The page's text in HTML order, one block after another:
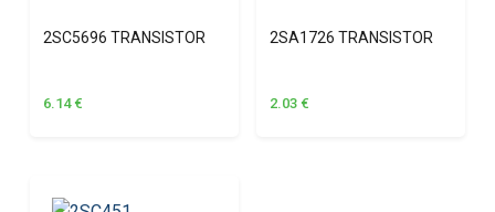
2SC5696 TRANSISTOR
6.14 €
2SA1726 TRANSISTOR
2.03 €